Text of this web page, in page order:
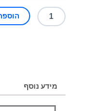
איטלקית
לארון
מידע נוסף